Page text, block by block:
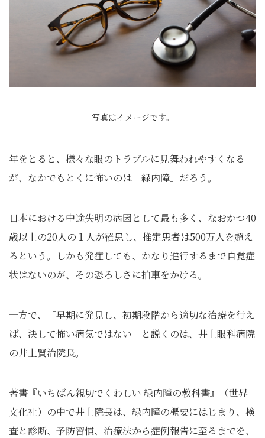
写真はイメージです。
年をとると、様々な眼のトラブルに見舞われやすくなる
が、なかでもとくに怖いのは「緑内障」だろう。
日本における中途失明の病因として最も多く、なおかつ40
歳以上の20人の１人が罹患し、推定患者は500万人を超え
るという。しかも発症しても、かなり進行するまで自覚症
状はないのが、その恐ろしさに拍車をかける。
一方で、「早期に発見し、初期段階から適切な治療を行え
ば、決して怖い病気ではない」と説くのは、井上眼科病院
の井上賢治院長。
著書『いちばん親切でくわしい 緑内障の教科書』（世界
文化社）の中で井上院長は、緑内障の概要にはじまり、検
査と診断、予防習慣、治療法から症例報告に至るまでを、